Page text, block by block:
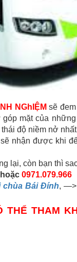
NGhIỆM sẽ
mặt của
độ niềm nở
sẽ nhận được khi
lại, còn bạn thì
hoặc0971.079.966
chùa Bái Đính, —>
THAM